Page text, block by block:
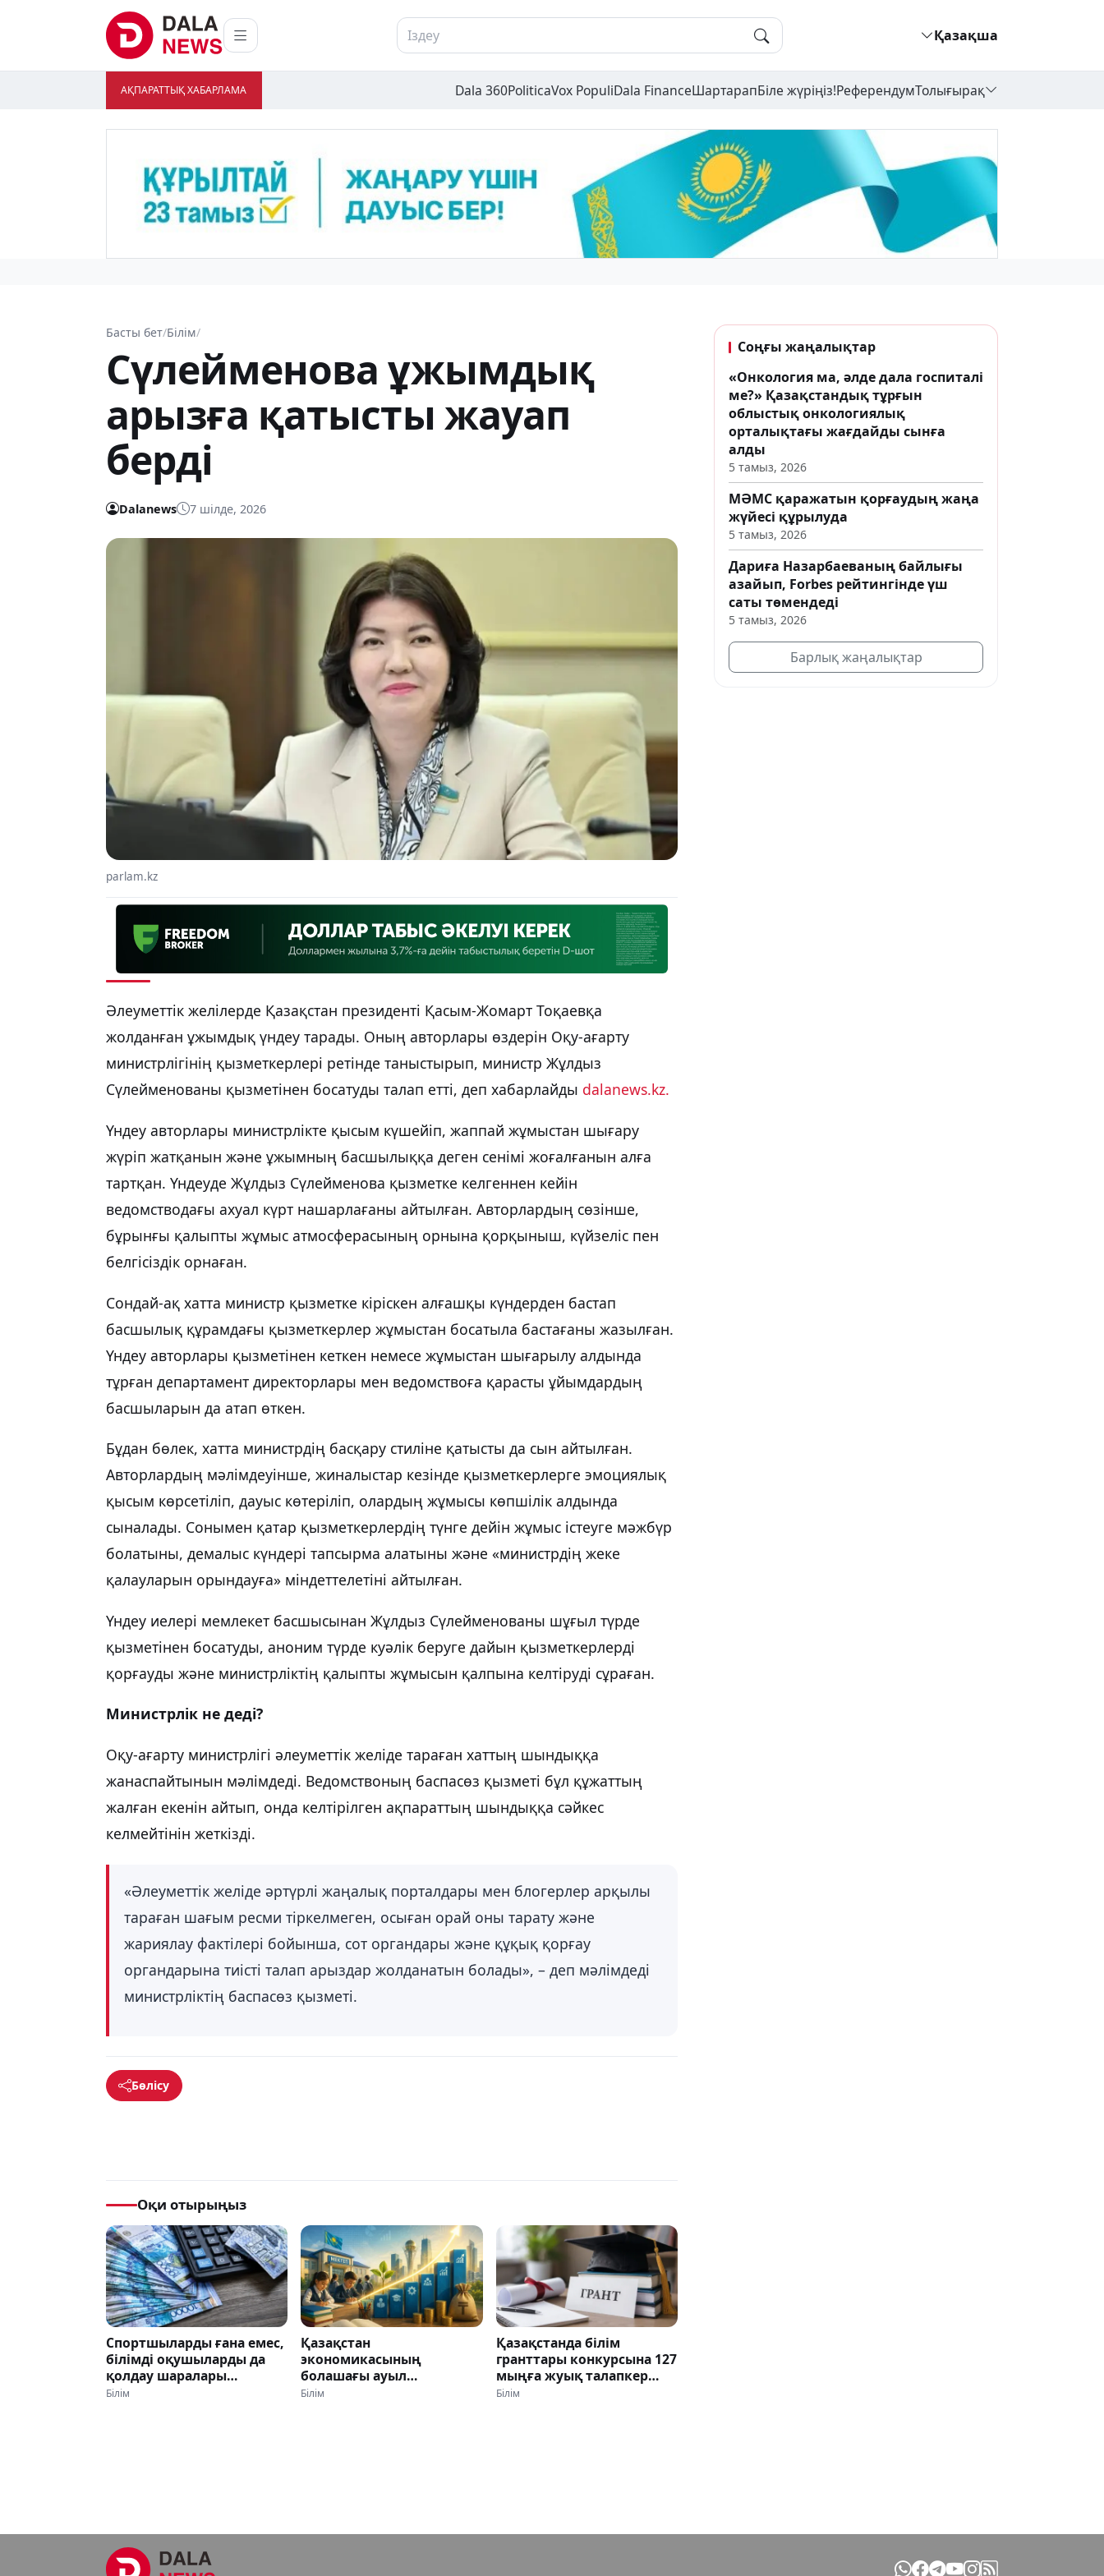
Қазақша
АҚПАРАТТЫҚ ХАБАРЛАМА Dala 360PoliticaVox PopuliDala FinanceШартарапБіле жүріңіз!РеферендумТолығырақ
Басты бет/Білім/
Сүлейменова ұжымдық
арызға қатысты жауап
берді
Dalanews 7 шілде, 2026
parlam.kz
Әлеуметтік желілерде Қазақстан президенті Қасым-Жомарт Тоқаевқа
жолданған ұжымдық үндеу тарады. Оның авторлары өздерін Оқу-ағарту
министрлігінің қызметкерлері ретінде таныстырып, министр Жұлдыз
Сүлейменованы қызметінен босатуды талап етті, деп хабарлайды dalanews.kz.
Үндеу авторлары министрлікте қысым күшейіп, жаппай жұмыстан шығару
жүріп жатқанын және ұжымның басшылыққа деген сенімі жоғалғанын алға
тартқан. Үндеуде Жұлдыз Сүлейменова қызметке келгеннен кейін
ведомстводағы ахуал күрт нашарлағаны айтылған. Авторлардың сөзінше,
бұрынғы қалыпты жұмыс атмосферасының орнына қорқыныш, күйзеліс пен
белгісіздік орнаған.
Сондай-ақ хатта министр қызметке кіріскен алғашқы күндерден бастап
басшылық құрамдағы қызметкерлер жұмыстан босатыла бастағаны жазылған.
Үндеу авторлары қызметінен кеткен немесе жұмыстан шығарылу алдында
тұрған департамент директорлары мен ведомствоға қарасты ұйымдардың
басшыларын да атап өткен.
Бұдан бөлек, хатта министрдің басқару стиліне қатысты да сын айтылған.
Авторлардың мәлімдеуінше, жиналыстар кезінде қызметкерлерге эмоциялық
қысым көрсетіліп, дауыс көтеріліп, олардың жұмысы көпшілік алдында
сыналады. Сонымен қатар қызметкерлердің түнге дейін жұмыс істеуге мәжбүр
болатыны, демалыс күндері тапсырма алатыны және «министрдің жеке
қалауларын орындауға» міндеттелетіні айтылған.
Үндеу иелері мемлекет басшысынан Жұлдыз Сүлейменованы шұғыл түрде
қызметінен босатуды, аноним түрде куәлік беруге дайын қызметкерлерді
қорғауды және министрліктің қалыпты жұмысын қалпына келтіруді сұраған.
Министрлік не деді?
Оқу-ағарту министрлігі әлеуметтік желіде тараған хаттың шындыққа
жанаспайтынын мәлімдеді. Ведомствоның баспасөз қызметі бұл құжаттың
жалған екенін айтып, онда келтірілген ақпараттың шындыққа сәйкес
келмейтінін жеткізді.
«Әлеуметтік желіде әртүрлі жаңалық порталдары мен блогерлер арқылы
тараған шағым ресми тіркелмеген, осыған орай оны тарату және
жариялау фактілері бойынша, сот органдары және құқық қорғау
органдарына тиісті талап арыздар жолданатын болады», – деп мәлімдеді
министрліктің баспасөз қызметі.
Бөлісу
Оқи отырыңыз
Спортшыларды ғана емес,
білімді оқушыларды да
қолдау шаралары
күшейді: министрлік
Білім
Қазақстан
экономикасының
болашағы ауыл
мектептерінен басталады
Білім
Қазақстанда білім
гранттары конкурсына 127
мыңға жуық талапкер
өтініш берді
Білім
Соңғы жаңалықтар
«Онкология ма, әлде дала госпиталі
ме?» Қазақстандық тұрғын
облыстық онкологиялық
орталықтағы жағдайды сынға
алды
5 тамыз, 2026
МӘМС қаражатын қорғаудың жаңа
жүйесі құрылуда
5 тамыз, 2026
Дариға Назарбаеваның байлығы
азайып, Forbes рейтингінде үш
саты төмендеді
5 тамыз, 2026
Барлық жаңалықтар